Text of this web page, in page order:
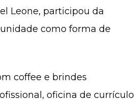
Leone, participou da
como forma de
coffee e brindes
oficina de currículo